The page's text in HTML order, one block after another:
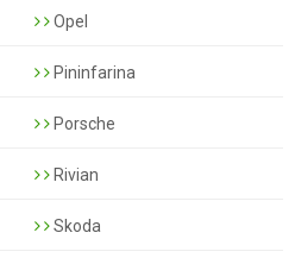
Opel
Pininfarina
Porsche
Rivian
Skoda